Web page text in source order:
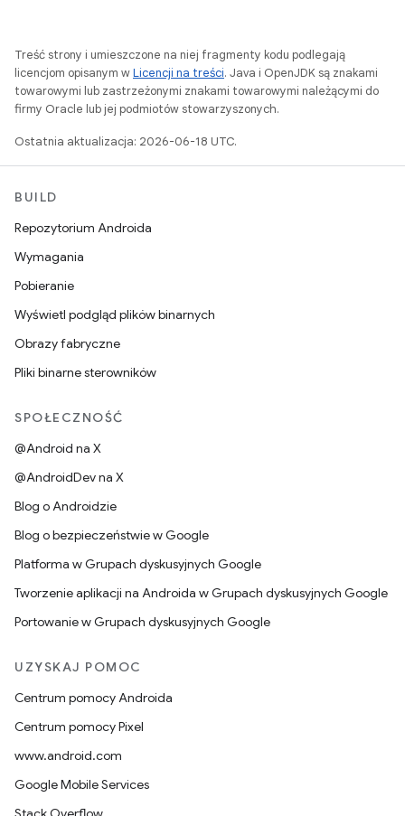
Treść strony i umieszczone na niej fragmenty kodu podlegają
licencjom opisanym wLicencji na treści. Java i OpenJDK są znakami
towarowymi lub zastrzeżonymi znakami towarowymi należącymi do
firmy Oracle lub jej podmiotów stowarzyszonych.
Ostatnia aktualizacja: 2026-06-18 UTC.
BUILD
Repozytorium Androida
Wymagania
Pobieranie
Wyświetl podgląd plików binarnych
Obrazy fabryczne
Pliki binarne sterowników
SPOŁECZNOŚĆ
@Android na X
@AndroidDev na X
Blog o Androidzie
Blog o bezpieczeństwie w Google
Platforma w Grupach dyskusyjnych Google
Tworzenie aplikacji na Androida w Grupach dyskusyjnych Google
Portowanie w Grupach dyskusyjnych Google
UZYSKAJ POMOC
Centrum pomocy Androida
Centrum pomocy Pixel
www.android.com
Google Mobile Services